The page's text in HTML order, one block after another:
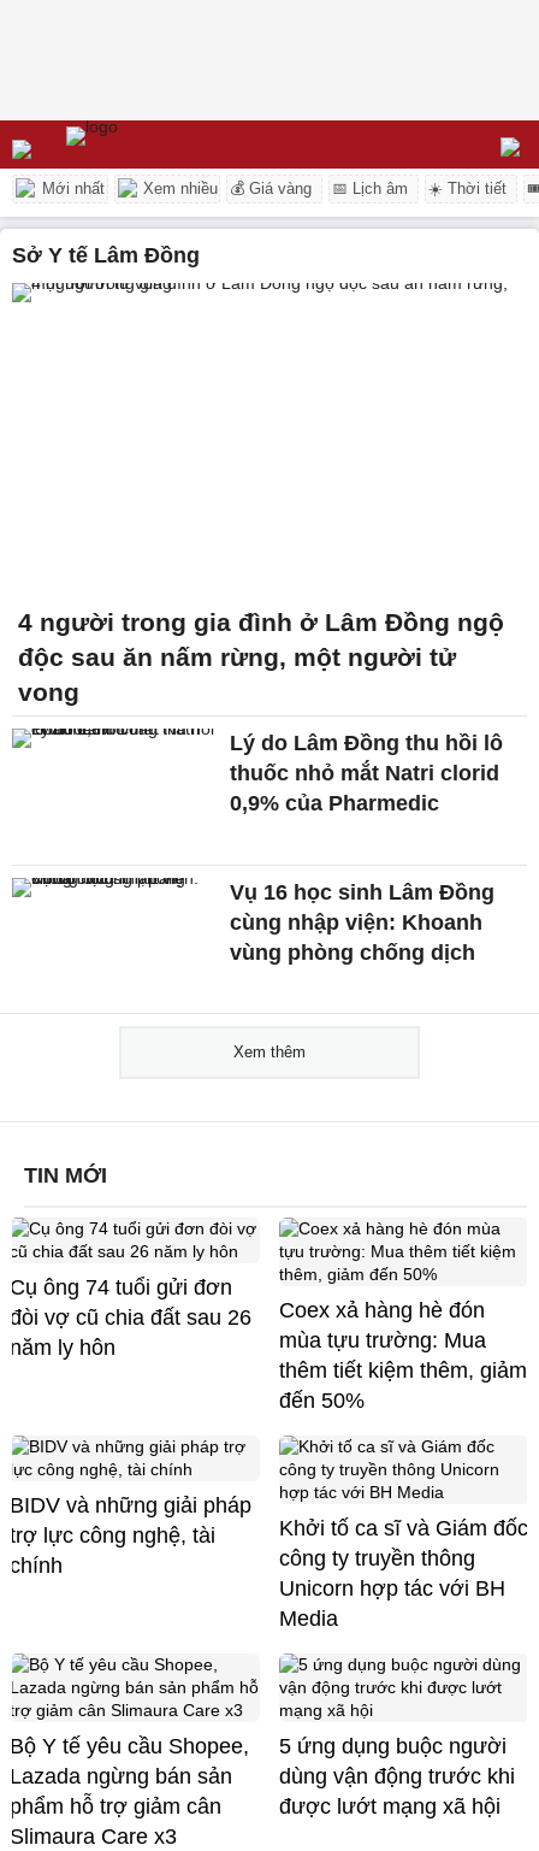
Mới nhất Xem nhiều 💰 Giá vàng 📅 Lịch âm ☀️ Thời tiết
Sở Y tế Lâm Đồng
4 người trong gia đình ở Lâm Đồng ngộ
độc sau ăn nấm rừng, một người tử
vong
Lý do Lâm Đồng thu hồi lô
thuốc nhỏ mắt Natri clorid
0,9% của Pharmedic
Vụ 16 học sinh Lâm Đồng
cùng nhập viện: Khoanh
vùng phòng chống dịch
Xem thêm
TIN MỚI
Cụ ông 74 tuổi gửi đơn
đòi vợ cũ chia đất sau 26
năm ly hôn
Coex xả hàng hè đón
mùa tựu trường: Mua
thêm tiết kiệm thêm, giảm
đến 50%
BIDV và những giải pháp
trợ lực công nghệ, tài
chính
Khởi tố ca sĩ và Giám đốc
công ty truyền thông
Unicorn hợp tác với BH
Media
Bộ Y tế yêu cầu Shopee,
Lazada ngừng bán sản
phẩm hỗ trợ giảm cân
Slimaura Care x3
5 ứng dụng buộc người
dùng vận động trước khi
được lướt mạng xã hội